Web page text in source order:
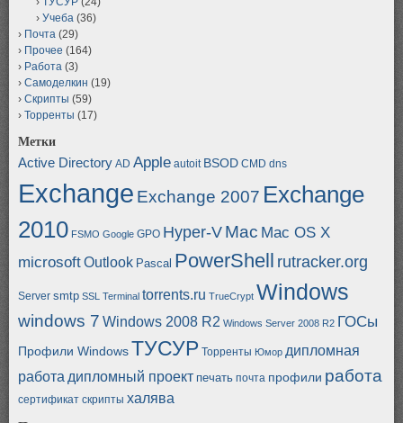
Учеба (36)
Почта (29)
Прочее (164)
Работа (3)
Самоделкин (19)
Скрипты (59)
Торренты (17)
Метки
Active Directory AD Apple autoit BSOD CMD dns
Exchange Exchange 2007 Exchange
2010 FSMO Google GPO Hyper-V Mac Mac OS X
microsoftOutlook Pascal PowerShell rutracker.org
Server smtp SSL Terminal torrents.ru TrueCrypt Windows
windows 7 Windows 2008 R2 Windows Server 2008 R2 ГОСы
Профили WindowsТУСУР Торренты Юмор дипломная
работа дипломный проект печать почта профили работа
сертификат скрипты халява